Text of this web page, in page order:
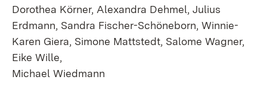
Dorothea Körner, Alexandra Dehmel, Julius
Erdmann, Sandra Fischer-Schöneborn, Winnie-
Karen Giera, Simone Mattstedt, Salome Wagner,
Eike Wille,
Michael Wiedmann